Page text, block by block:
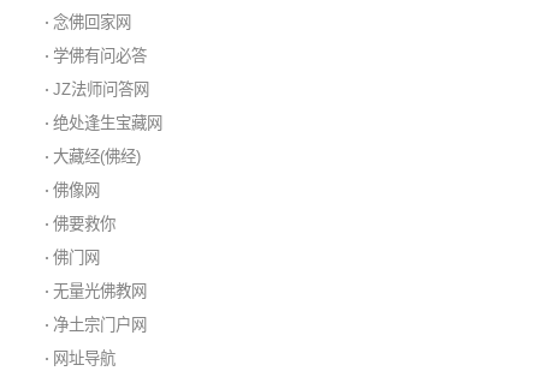
念佛回家网
学佛有问必答
JZ法师问答网
绝处逢生宝藏网
大藏经(佛经)
佛像网
佛要救你
佛门网
无量光佛教网
净土宗门户网
网址导航